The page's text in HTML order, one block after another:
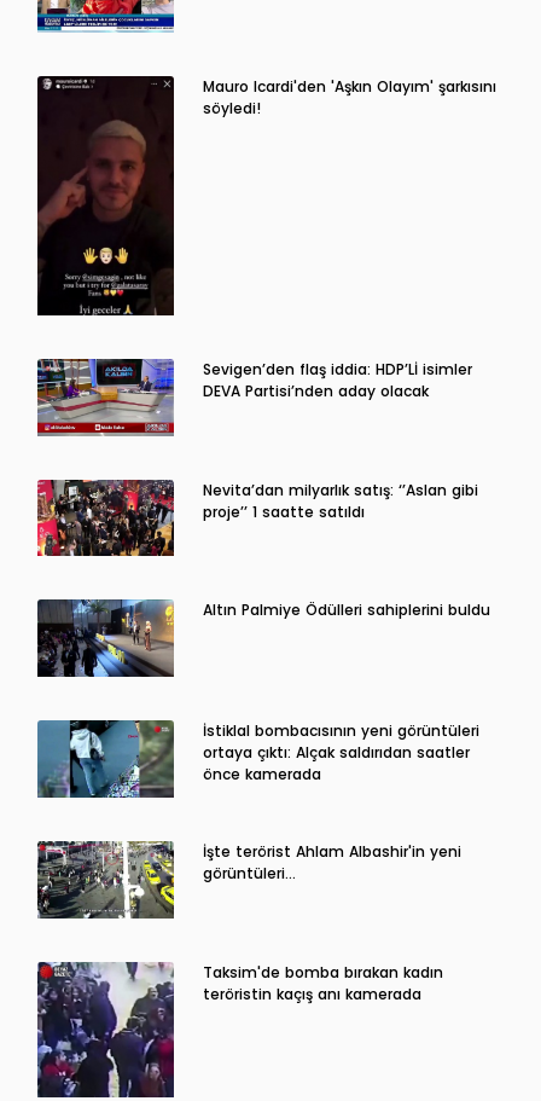
Mauro Icardi'den 'Aşkın Olayım' şarkısını
söyledi!
Sevigen’den flaş iddia: HDP’Lİ isimler
DEVA Partisi’nden aday olacak
Nevita’dan milyarlık satış: ‘’Aslan gibi
proje’’ 1 saatte satıldı
Altın Palmiye Ödülleri sahiplerini buldu
İstiklal bombacısının yeni görüntüleri
ortaya çıktı: Alçak saldırıdan saatler
önce kamerada
İşte terörist Ahlam Albashir'in yeni
görüntüleri…
Taksim'de bomba bırakan kadın
teröristin kaçış anı kamerada